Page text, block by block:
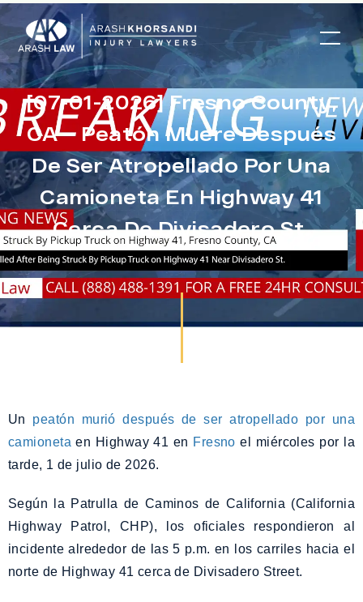
[07-01-2026] Fresno County,
CA – Peatón Muere Después
De Ser Atropellado Por Una
Camioneta En Highway 41
Cerca De Divisadero St.
Un peatón murió después de ser atropellado por una
camioneta en Highway 41 en Fresno el miércoles por la
tarde, 1 de julio de 2026.
Según la Patrulla de Caminos de California (California
Highway Patrol, CHP), los oficiales respondieron al
incidente alrededor de las 5 p.m. en los carriles hacia el
norte de Highway 41 cerca de Divisadero Street.